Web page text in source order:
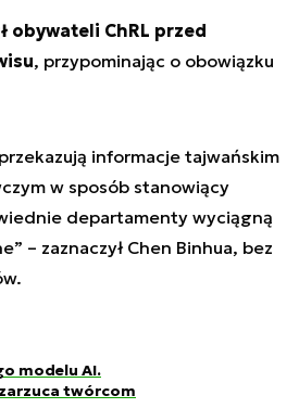
obywateli ChRL przed
, przypominając o obowiązku
informacje tajwańskim
w sposób stanowiący
departamenty wyciągną
– zaznaczył Chen Binhua, bez
modelu AI.
twórcom